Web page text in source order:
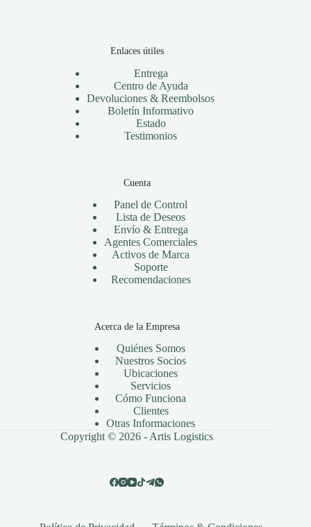
Enlaces útiles
Entrega
Centro de Ayuda
Devoluciones & Reembolsos
Boletín Informativo
Estado
Testimonios
Cuenta
Panel de Control
Lista de Deseos
Envío & Entrega
Agentes Comerciales
Activos de Marca
Soporte
Recomendaciones
Acerca de la Empresa
Quiénes Somos
Nuestros Socios
Ubicaciones
Servicios
Cómo Funciona
Clientes
Otras Informaciones
Copyright © 2026 - Artis Logistics